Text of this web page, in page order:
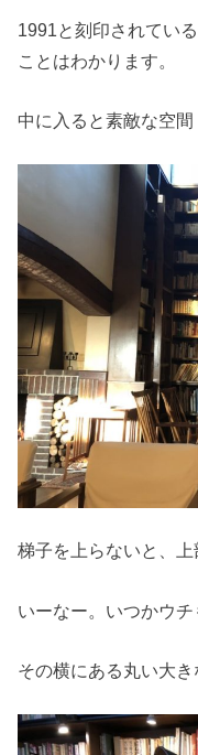
1991と刻印されてい
ことはわかります。
中に入ると素敵な空間
梯子を上らないと、上
いーなー。いつかウチ
その横にある丸い大き